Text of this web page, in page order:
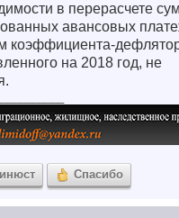
в перерасчете
авансовых
коэффициента-
на 2018 год, не
Спасибо